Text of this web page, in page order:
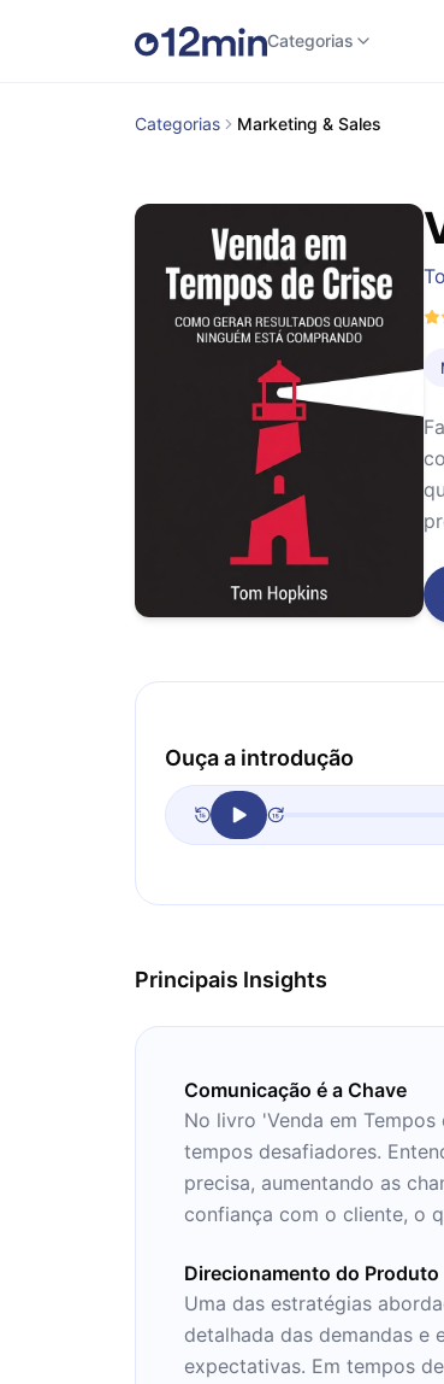
Categorias
Categorias Marketing & Sales
Ouça a introdução
Principais Insights
Comunicação é a Chave
No livro 'Venda em
tempos desafiadores.
precisa, aumentando as
confiança com o cliente, o
Direcionamento do Produto
Uma das estratégias
detalhada das demandas e
expectativas. Em tempos